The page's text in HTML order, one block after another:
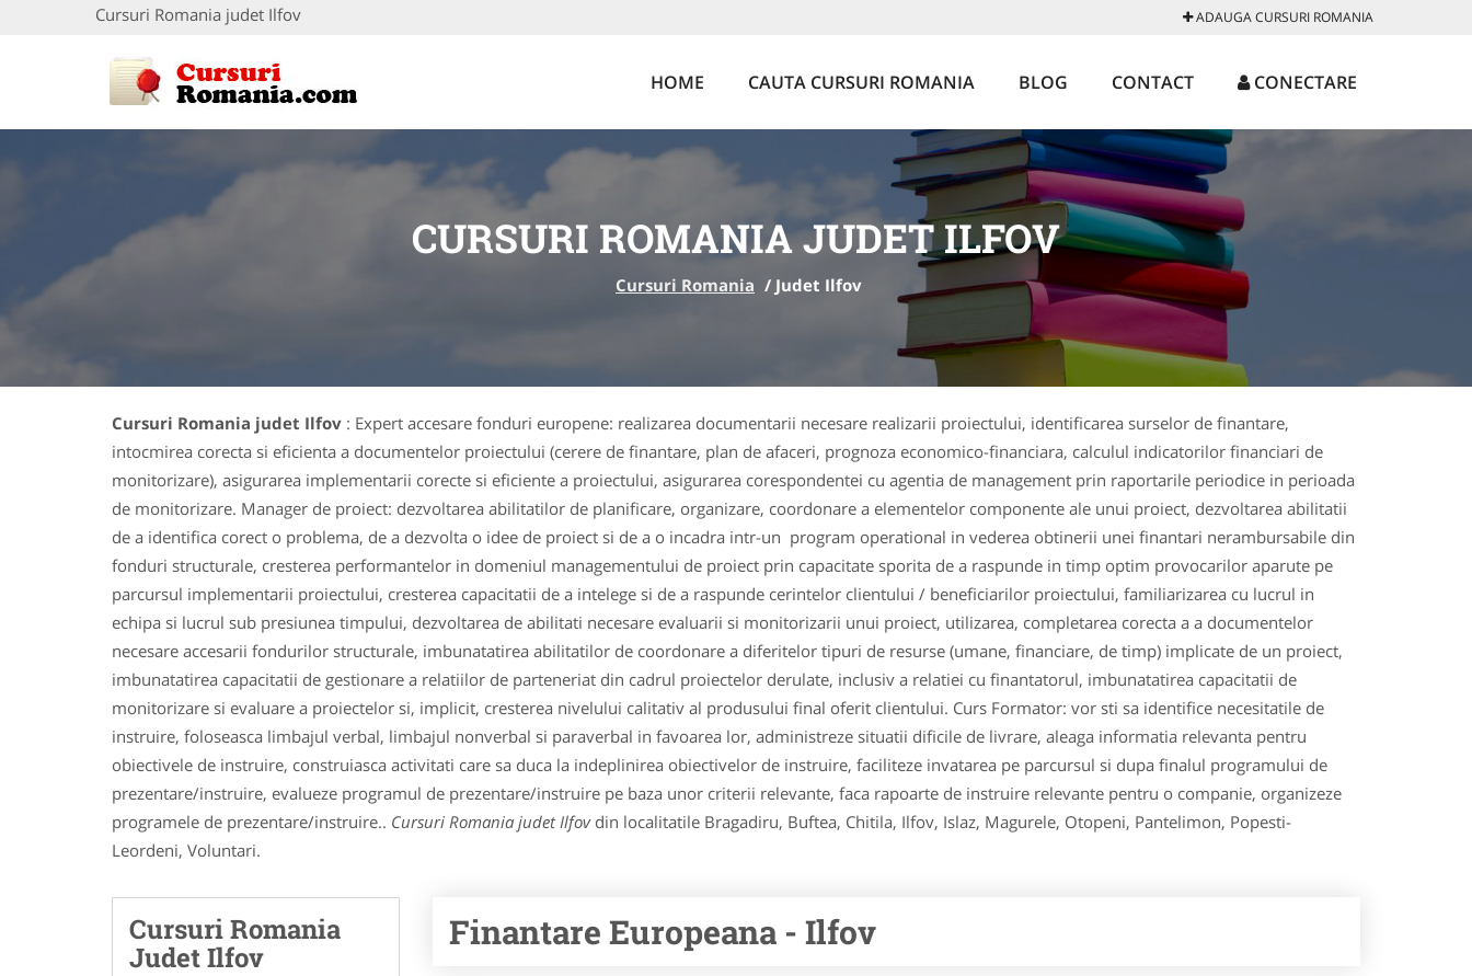
Cursuri Romania judet Ilfov ADAUGA CURSURI ROMANIA
HOME CAUTA CURSURI ROMANIA BLOG CONTACT CONECTARE
CURSURI ROMANIA JUDET ILFOV
Cursuri Romania / Judet Ilfov
Cursuri Romania judet Ilfov : Expert accesare fonduri europene: realizarea documentarii necesare realizarii proiectului, identificarea surselor de finantare,
intocmirea corecta si eficienta a documentelor proiectului (cerere de finantare, plan de afaceri, prognoza economico-financiara, calculul indicatorilor financiari de
monitorizare), asigurarea implementarii corecte si eficiente a proiectului, asigurarea corespondentei cu agentia de management prin raportarile periodice in perioada
de monitorizare. Manager de proiect: dezvoltarea abilitatilor de planificare, organizare, coordonare a elementelor componente ale unui proiect, dezvoltarea abilitatii
de a identifica corect o problema, de a dezvolta o idee de proiect si de a o incadra intr-un program operational in vederea obtinerii unei finantari nerambursabile din
fonduri structurale, cresterea performantelor in domeniul managementului de proiect prin capacitate sporita de a raspunde in timp optim provocarilor aparute pe
parcursul implementarii proiectului, cresterea capacitatii de a intelege si de a raspunde cerintelor clientului / beneficiarilor proiectului, familiarizarea cu lucrul in
echipa si lucrul sub presiunea timpului, dezvoltarea de abilitati necesare evaluarii si monitorizarii unui proiect, utilizarea, completarea corecta a a documentelor
necesare accesarii fondurilor structurale, imbunatatirea abilitatilor de coordonare a diferitelor tipuri de resurse (umane, financiare, de timp) implicate de un proiect,
imbunatatirea capacitatii de gestionare a relatiilor de parteneriat din cadrul proiectelor derulate, inclusiv a relatiei cu finantatorul, imbunatatirea capacitatii de
monitorizare si evaluare a proiectelor si, implicit, cresterea nivelului calitativ al produsului final oferit clientului. Curs Formator: vor sti sa identifice necesitatile de
instruire, foloseasca limbajul verbal, limbajul nonverbal si paraverbal in favoarea lor, administreze situatii dificile de livrare, aleaga informatia relevanta pentru
obiectivele de instruire, construiasca activitati care sa duca la indeplinirea obiectivelor de instruire, faciliteze invatarea pe parcursul si dupa finalul programului de
prezentare/instruire, evalueze programul de prezentare/instruire pe baza unor criterii relevante, faca rapoarte de instruire relevante pentru o companie, organizeze
programele de prezentare/instruire.. Cursuri Romania judet Ilfov din localitatile Bragadiru, Buftea, Chitila, Ilfov, Islaz, Magurele, Otopeni, Pantelimon, Popesti-
Leordeni, Voluntari.
Cursuri Romania
Judet Ilfov
Finantare Europeana - Ilfov